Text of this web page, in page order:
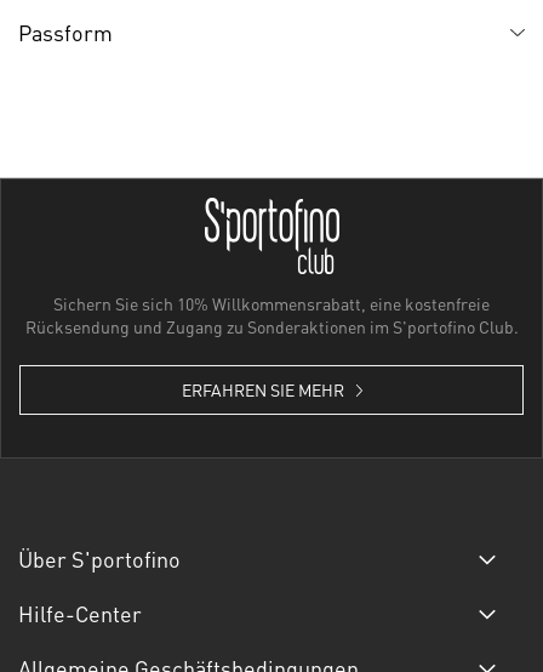
Passform
Sichern Sie sich 10% Willkommensrabatt, eine kostenfreie
Rücksendung und Zugang zu Sonderaktionen im S'portofino Club.
ERFAHREN SIE MEHR
Über S'portofino
Hilfe-Center